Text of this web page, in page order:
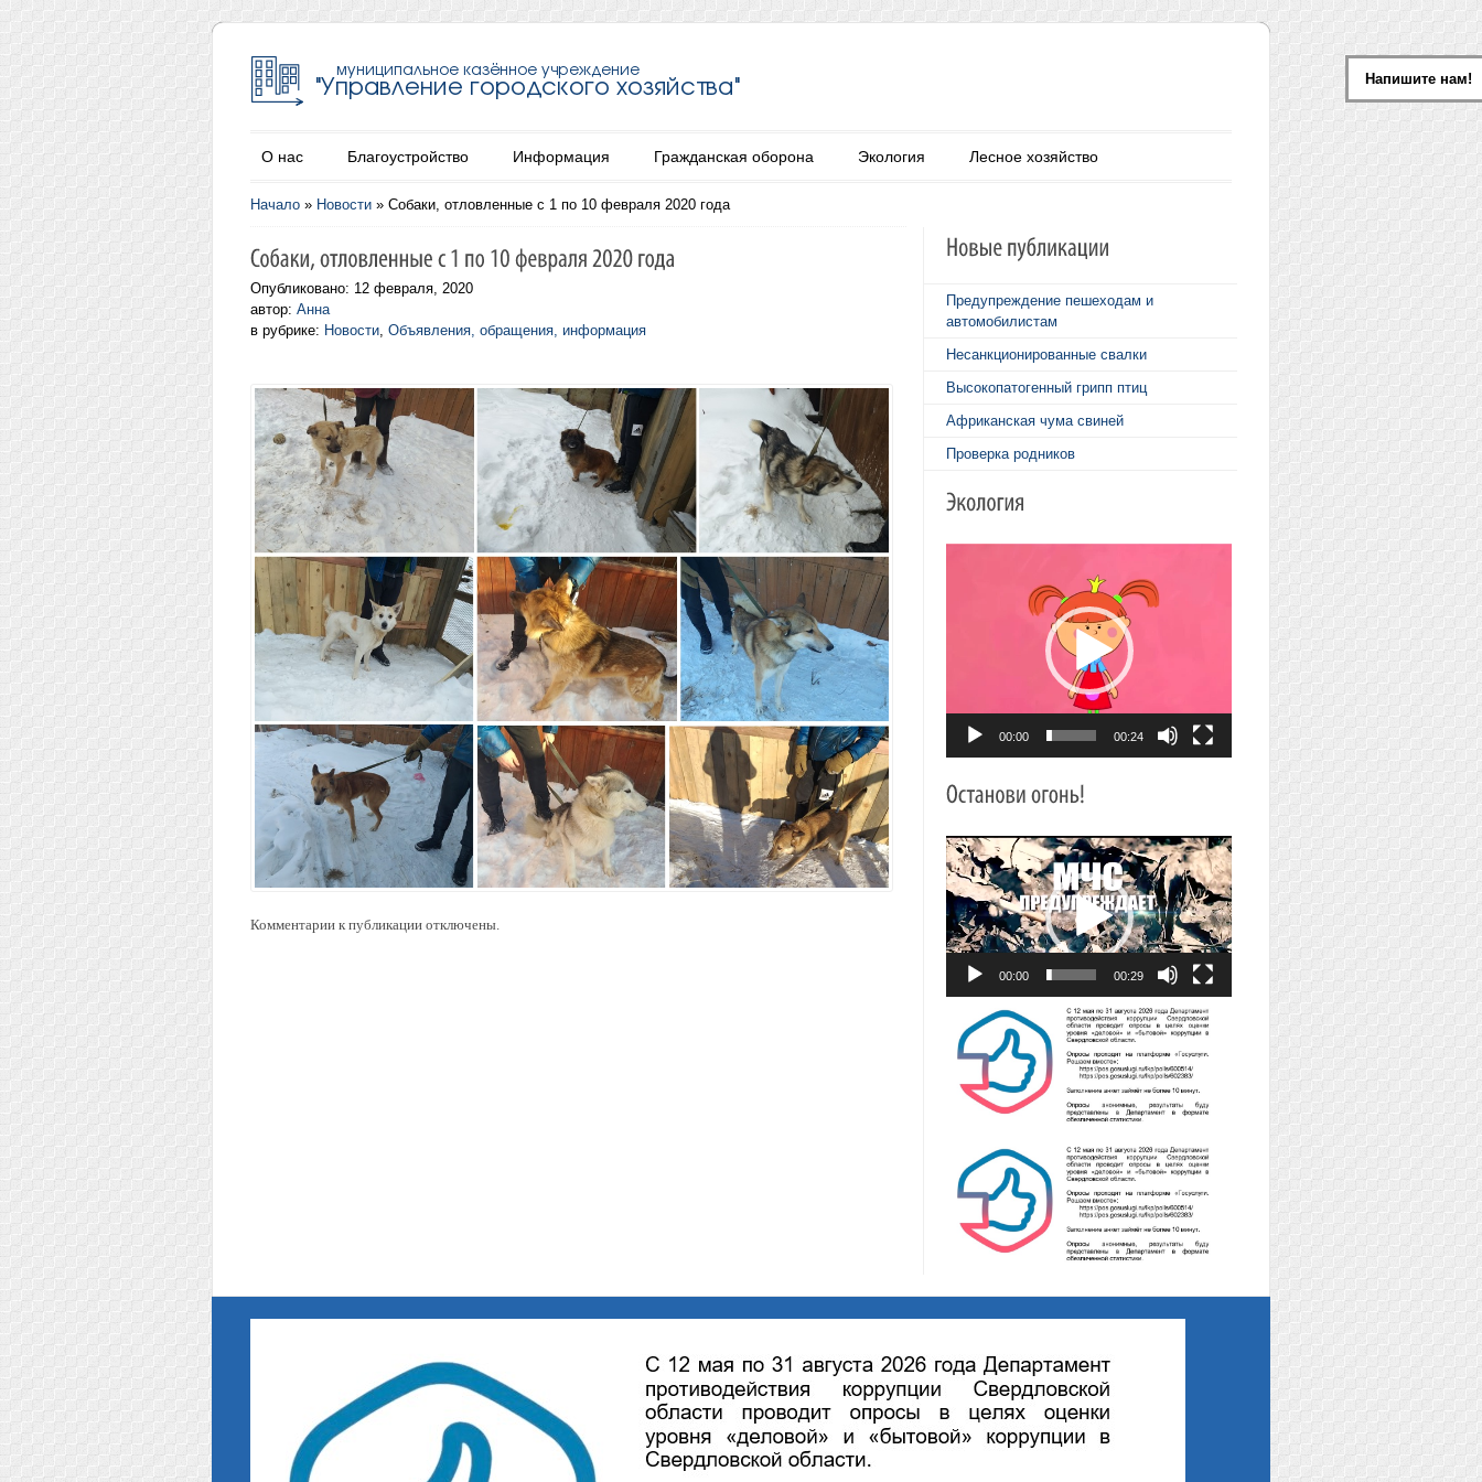
О нас Благоустройство Информация Гражданская оборона Экология Лесное хозяйство
Начало » Новости » Собаки, отловленные с 1 по 10 февраля 2020 года
Опубликовано: 12 февраля, 2020
автор: Анна
в рубрике: Новости, Объявления, обращения, информация
Комментарии к публикации отключены.
Предупреждение пешеходам и
автомобилистам
Несанкционированные свалки
Высокопатогенный грипп птиц
Африканская чума свиней
Проверка родников
00:00 00:24
Видеоплеер
00:00 00:29
Напишите нам!